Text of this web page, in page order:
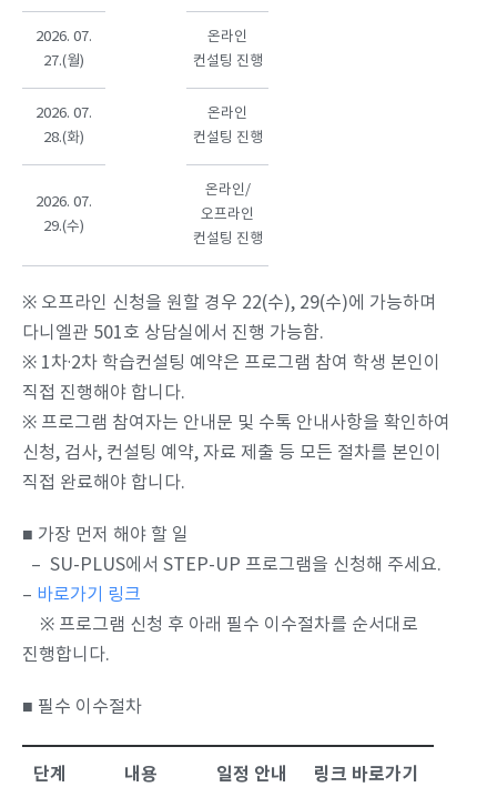
2026. 07.
27.(월)
온라인
컨설팅 진행
2026. 07.
28.(화)
온라인
컨설팅 진행
2026. 07.
29.(수)
온라인/
오프라인
컨설팅 진행
※ 오프라인 신청을 원할 경우 22(수), 29(수)에 가능하며
다니엘관 501호 상담실에서 진행 가능함.
※ 1차·2차 학습컨설팅 예약은 프로그램 참여 학생 본인이
직접 진행해야 합니다.
※ 프로그램 참여자는 안내문 및 수톡 안내사항을 확인하여
신청, 검사, 컨설팅 예약, 자료 제출 등 모든 절차를 본인이
직접 완료해야 합니다.
■ 가장 먼저 해야 할 일
– SU-PLUS에서 STEP-UP 프로그램을 신청해 주세요.
– 바로가기 링크
※ 프로그램 신청 후 아래 필수 이수절차를 순서대로
진행합니다.
■ 필수 이수절차
단계 내용 일정 안내 링크 바로가기